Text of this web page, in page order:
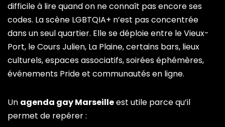
difficile à lire quand on ne connaît pas encore ses
codes. La scène LGBTQIA+ n’est pas concentrée
dans un seul quartier. Elle se déploie entre le Vieux-
Port, le Cours Julien, La Plaine, certains bars, lieux
culturels, espaces associatifs, soirées éphémères,
événements Pride et communautés en ligne.
Un agenda gay Marseilleest utile parce qu’il
permet de repérer :